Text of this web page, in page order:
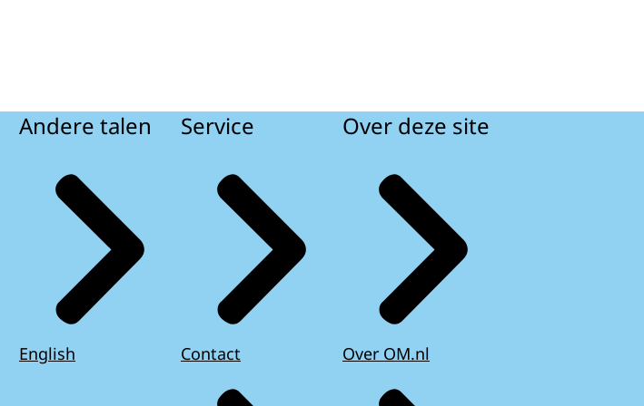
Andere talen
English
Service
Contact
Over deze site
Over OM.nl